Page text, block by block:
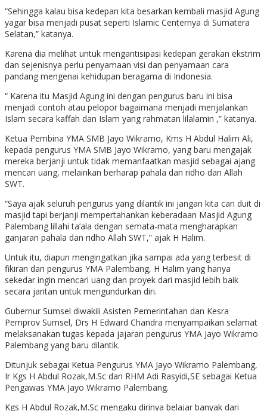
“Sehingga kalau bisa kedepan kita besarkan kembali masjid Agung
yagar bisa menjadi pusat seperti Islamic Centernya di Sumatera
Selatan,” katanya.
Karena dia melihat untuk mengantisipasi kedepan gerakan ekstrim
dan sejenisnya perlu penyamaan visi dan penyamaan cara
pandang mengenai kehidupan beragama di Indonesia.
“ Karena itu Masjid Agung ini dengan pengurus baru ini bisa
menjadi contoh atau pelopor bagaimana menjadi menjalankan
Islam secara kaffah dan Islam yang rahmatan lilalamin ,” katanya.
Ketua Pembina YMA SMB Jayo Wikramo, Kms H Abdul Halim Ali,
kepada pengurus YMA SMB Jayo Wikramo, yang baru mengajak
mereka berjanji untuk tidak memanfaatkan masjid sebagai ajang
mencari uang, melainkan berharap pahala dan ridho dari Allah
SWT.
“Saya ajak seluruh pengurus yang dilantik ini jangan kita cari duit di
masjid tapi berjanji mempertahankan keberadaan Masjid Agung
Palembang lillahi ta’ala dengan semata-mata mengharapkan
ganjaran pahala dan ridho Allah SWT,” ajak H Halim.
Untuk itu, diapun mengingatkan jika sampai ada yang terbesit di
fikiran dari pengurus YMA Palembang, H Halim yang hanya
sekedar ingin mencari uang dan proyek dari masjid lebih baik
secara jantan untuk mengundurkan diri.
Gubernur Sumsel diwakili Asisten Pemerintahan dan Kesra
Pemprov Sumsel, Drs H Edward Chandra menyampaikan selamat
melaksanakan tugas kepada jajaran pengurus YMA Jayo Wikramo
Palembang yang baru dilantik.
Ditunjuk sebagai Ketua Pengurus YMA Jayo Wikramo Palembang,
Ir Kgs H Abdul Rozak,M.Sc dan RHM Adi Rasyidi,SE sebagai Ketua
Pengawas YMA Jayo Wikramo Palembang.
Kgs H Abdul Rozak,M.Sc mengaku dirinya belajar banyak dari